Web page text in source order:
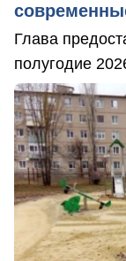
Глава
полугодие